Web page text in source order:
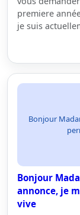
premiere
je suis
Bonjour
Bonjour
annonce, je
vive